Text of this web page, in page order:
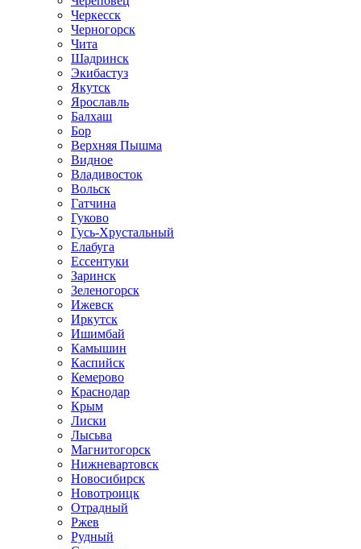
Черкесск
Черногорск
Чита
Шадринск
Экибастуз
Якутск
Ярославль
Балхаш
Бор
Верхняя Пышма
Видное
Владивосток
Вольск
Гатчина
Гуково
Гусь-Хрустальный
Елабуга
Ессентуки
Заринск
Зеленогорск
Ижевск
Иркутск
Ишимбай
Камышин
Каспийск
Кемерово
Краснодар
Крым
Лиски
Лысьва
Магнитогорск
Нижневартовск
Новосибирск
Новотроицк
Отрадный
Ржев
Рудный